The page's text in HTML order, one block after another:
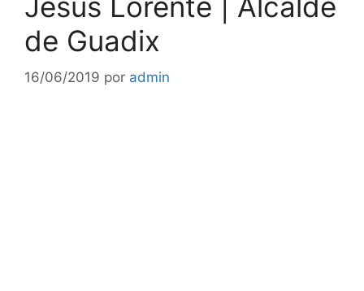
de Guadix
16/06/2019 por admin